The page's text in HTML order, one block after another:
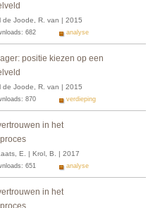
de Joode, R. van | 2015
682 analyse
positie kiezen op een
de Joode, R. van | 2015
870 verdieping
in het
E. | Krol, B. | 2017
651 analyse
in het